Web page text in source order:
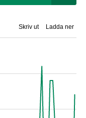
Ladda ner
Skriv ut